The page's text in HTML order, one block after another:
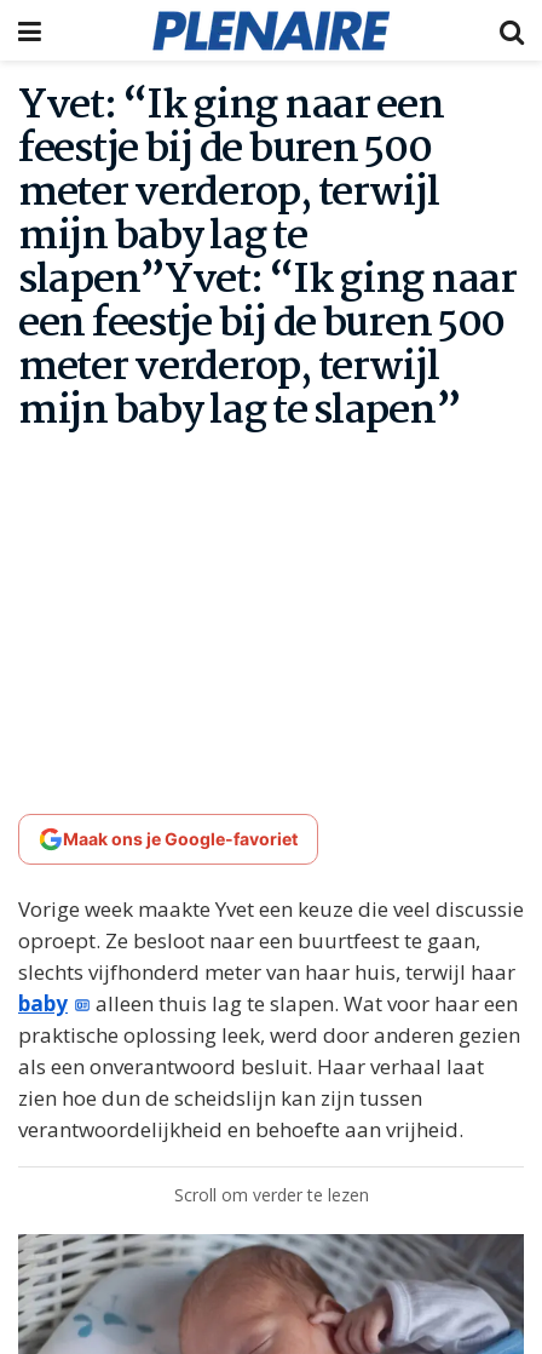
Yvet: “Ik ging naar een
feestje bij de buren 500
meter verderop, terwijl
mijn baby lag te
slapen”Yvet: “Ik ging naar
een feestje bij de buren 500
meter verderop, terwijl
mijn baby lag te slapen”
Maak ons je Google-favoriet
Vorige week maakte Yvet een keuze die veel discussie
oproept. Ze besloot naar een buurtfeest te gaan,
slechts vijfhonderd meter van haar huis, terwijl haar
baby
alleen thuis lag te slapen. Wat voor haar een
praktische oplossing leek, werd door anderen gezien
als een onverantwoord besluit. Haar verhaal laat
zien hoe dun de scheidslijn kan zijn tussen
verantwoordelijkheid en behoefte aan vrijheid.
Scroll om verder te lezen